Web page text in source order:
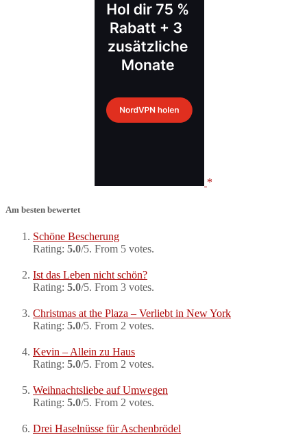
Am besten bewertet
Schöne Bescherung
Rating: 5.0/5. From 5 votes.
Ist das Leben nicht schön?
Rating: 5.0/5. From 3 votes.
Christmas at the Plaza – Verliebt in New York
Rating: 5.0/5. From 2 votes.
Kevin – Allein zu Haus
Rating: 5.0/5. From 2 votes.
Weihnachtsliebe auf Umwegen
Rating: 5.0/5. From 2 votes.
Drei Haselnüsse für Aschenbrödel